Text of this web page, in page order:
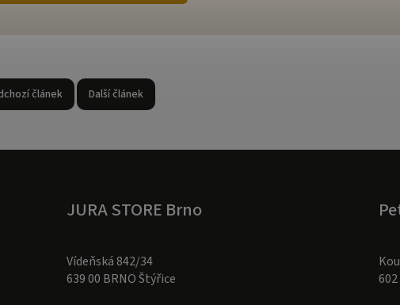
článek Další článek
JURA STORE Brno
Vídeňská 842/34
639 00 BRNO Štýřice